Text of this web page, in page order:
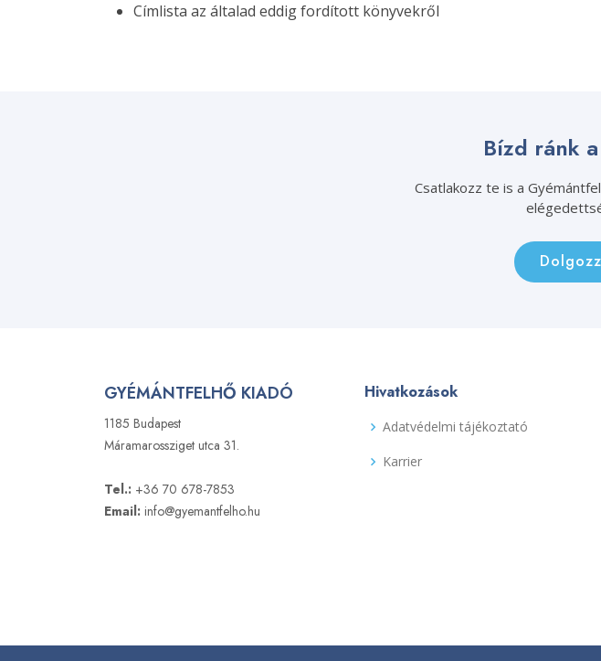
Címlista az általad eddig fordított könyvekről
Bízd ránk
Csatlakozz te is a
GYÉMÁNTFELHŐ KIADÓ
1185 Budapest
Máramarossziget utca 31.
Tel.: +36 70 678-7853
Email: info@gyemantfelho.hu
Hivatkozások
Adatvédelmi tájékoztató
Karrier